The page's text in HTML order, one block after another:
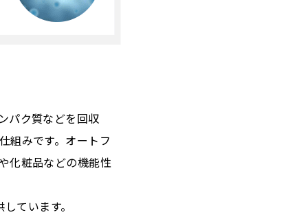
パク質などを回収
組みです。オートフ
化粧品などの機能性
ています。